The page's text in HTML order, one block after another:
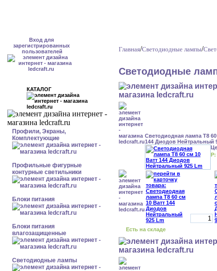
Вход для
зарегистрированных
пользователей
КАТАЛОГ
Профили, Экраны,
Комплектующие
Профильные фигурные
контурные светильники
Блоки питания
Блоки питания
влагозащищенные
Светодиодные лампы
Главная/Светодиодные лампы/
Светодиодные
Светодиодная лампа Т8 60
144 Диодов Нейтральный
Р:
Есть на складе